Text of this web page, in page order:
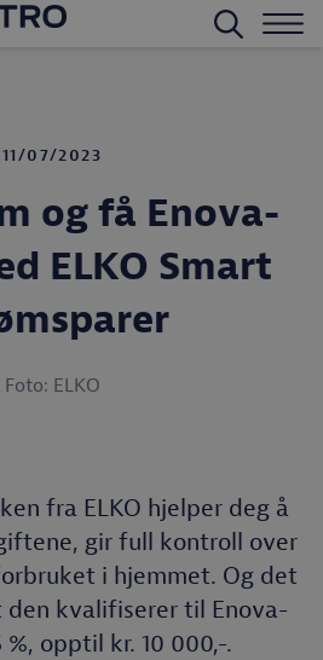
11/07/2023
og få Enova-
ELKO Smart
Foto: ELKO
fra ELKO hjelper deg å
gir full kontroll over
i hjemmet. Og det
kvalifiserer til Enova-
opptil kr. 10 000,-.